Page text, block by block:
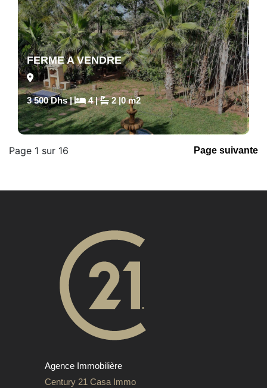
FERME A VENDRE
3 500 Dhs | 4 | 2 |0 m2
Page 1 sur 16 Page suivante
Agence Immobilière
Century 21 Casa Immo